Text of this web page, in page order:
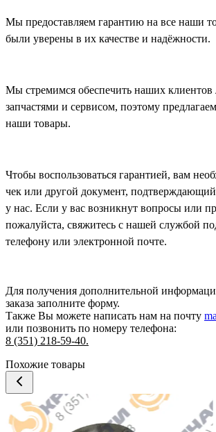
Мы предоставляем гарантию на все наши
были уверены в их качестве и надёжности.
Мы стремимся обеспечить наших
запчастями и сервисом, поэтому
наши товары.
Чтобы воспользоваться гарантией, вам
чек или другой документ, подтверждающий
у нас. Если у вас возникнут вопросы или
пожалуйста, свяжитесь с нашей службой
телефону или электронной почте.
Для получения дополнительной
заказа заполните форму.
Также Вы можете написать нам на почту
или позвонить по номеру телефона:
8 (351) 218-59-40.
Похожие товары